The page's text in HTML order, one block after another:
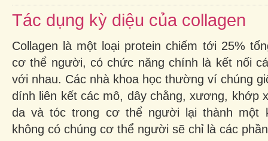
Tác dụng kỳ diệu của collagen
Collagen là một loại protein chiếm tới 25%
cơ thể người, có chức năng chính là kết nối
với nhau. Các nhà khoa học thường ví chúng
dính liên kết các mô, dây chằng, xương, khớp
da và tóc trong cơ thể người lại thành một
không có chúng cơ thể người sẽ chỉ là các